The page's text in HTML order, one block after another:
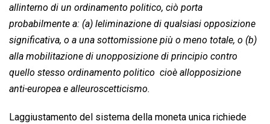
allinterno di un ordinamento politico, ciò porta
probabilmente a: (a) leliminazione di qualsiasi opposizione
significativa, o a una sottomissione più o meno totale, o (b)
alla mobilitazione di unopposizione di principio contro
quello stesso ordinamento politico  cioè allopposizione
anti-europea e alleuroscetticismo.
Laggiustamento del sistema della moneta unica richiede